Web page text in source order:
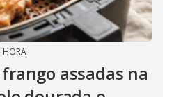
HORA
assadas na